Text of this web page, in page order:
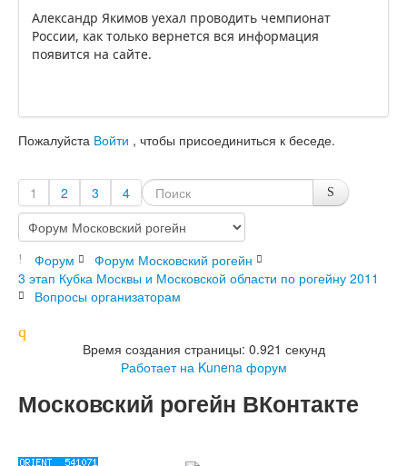
Александр Якимов уехал проводить чемпионат
России, как только вернется вся информация
появится на сайте.
Пожалуйста Войти , чтобы присоединиться к беседе.
1 2 3 4
Форум
Форум Московский рогейн
3 этап Кубка Москвы и Московской области по рогейну 2011
Вопросы организаторам
Время создания страницы: 0.921 секунд
Работает на Kunena форум
Московский рогейн ВКонтакте